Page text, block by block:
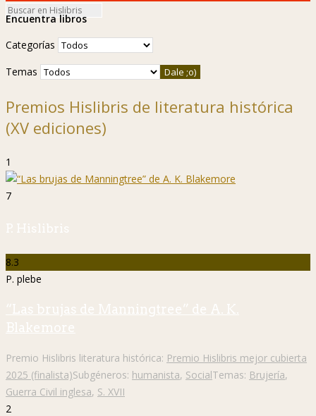
Encuentra libros
Categorías
Temas
Premios Hislibris de literatura histórica
(XV ediciones)
1
7
P. Hislibris
8.3
P. plebe
“Las brujas de Manningtree” de A. K.
Blakemore
Premio Hislibris literatura histórica: Premio Hislibris mejor cubierta
2025 (finalista)Subgéneros: humanista, SocialTemas: Brujería,
Guerra Civil inglesa, S. XVII
2